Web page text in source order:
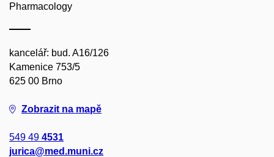
Pharmacology
kancelář: bud. A16/126
Kamenice 753/5
625 00 Brno
Zobrazit na mapě
549 49 4531
jurica@med.muni.cz